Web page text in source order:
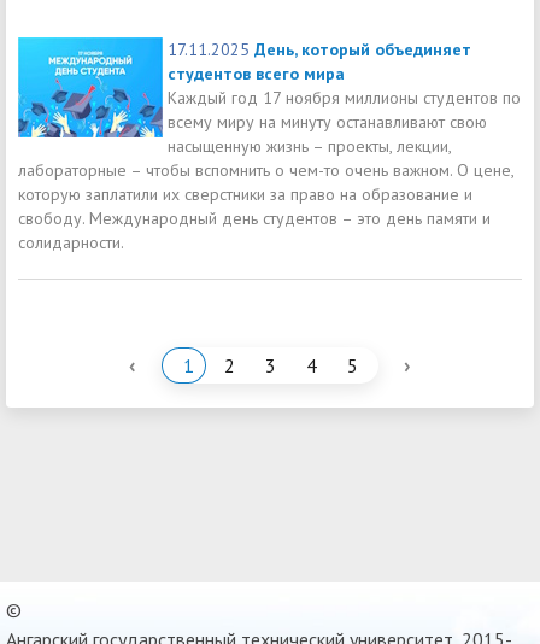
17.11.2025 День, который объединяет
студентов всего мира
Каждый год 17 ноября миллионы студентов по
всему миру на минуту останавливают свою
насыщенную жизнь – проекты, лекции,
лабораторные – чтобы вспомнить о чем-то очень важном. О цене,
которую заплатили их сверстники за право на образование и
свободу. Международный день студентов – это день памяти и
солидарности.
‹ 1 2 3 4 5 ›
©
Ангарский государственный технический университет, 2015-